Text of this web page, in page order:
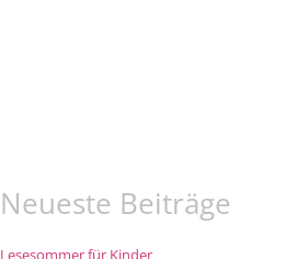
Neueste Beiträge
Lesesommer für Kinder